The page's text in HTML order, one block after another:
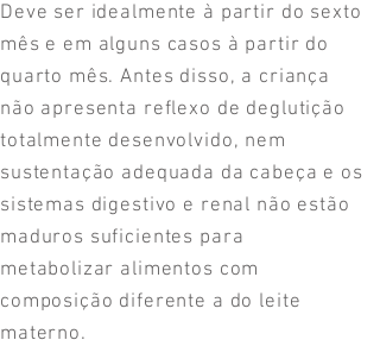
Deve ser idealmente à partir do sexto
mês e em alguns casos à partir do
quarto mês. Antes disso, a criança
não apresenta reflexo de deglutição
totalmente desenvolvido, nem
sustentação adequada da cabeça e os
sistemas digestivo e renal não estão
maduros suficientes para
metabolizar alimentos com
composição diferente a do leite
materno.